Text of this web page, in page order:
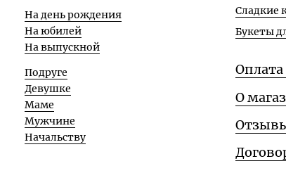
На день рождения
На юбилей
На выпускной
Подруге
Девушке
Маме
Мужчине
Начальству
Сладкие
Букеты
Оплата
О